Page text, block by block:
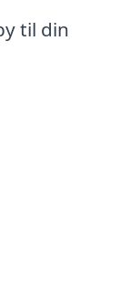
til din